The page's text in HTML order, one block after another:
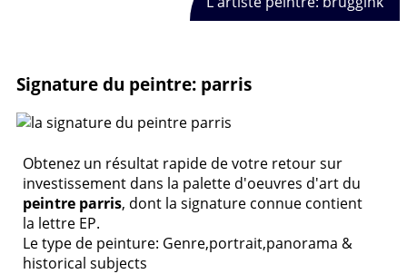
Signature du peintre: parris
Obtenez un résultat rapide de votre retour sur
investissement dans la palette d'oeuvres d'art du
peintre parris, dont la signature connue contient
la lettre EP.
Le type de peinture: Genre,portrait,panorama &
historical subjects